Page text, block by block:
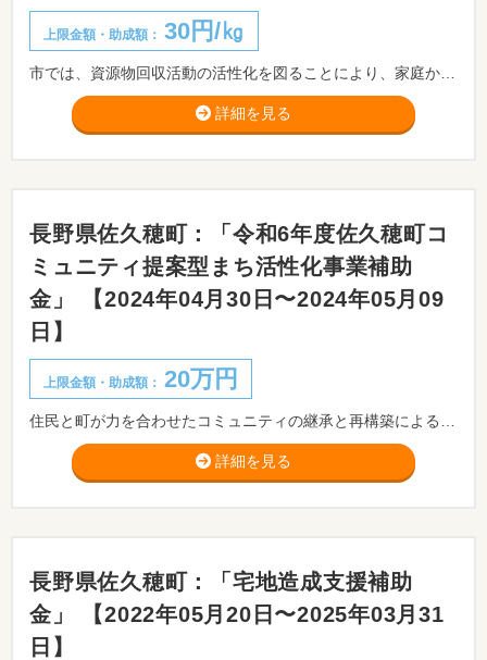
上限金額・助成額： 30円/㎏
詳細を見る
長野県佐久穂町：「令和6年度佐久穂町コ
ミュニティ提案型まち活性化事業補助
金」 【2024年04月30日〜2024年05月09
日】
上限金額・助成額： 20万円
詳細を見る
長野県佐久穂町：「宅地造成支援補助
金」 【2022年05月20日〜2025年03月31
日】